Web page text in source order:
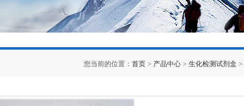
您当前的位置： 首页 > 产品中心 > 生化检测试剂盒 >